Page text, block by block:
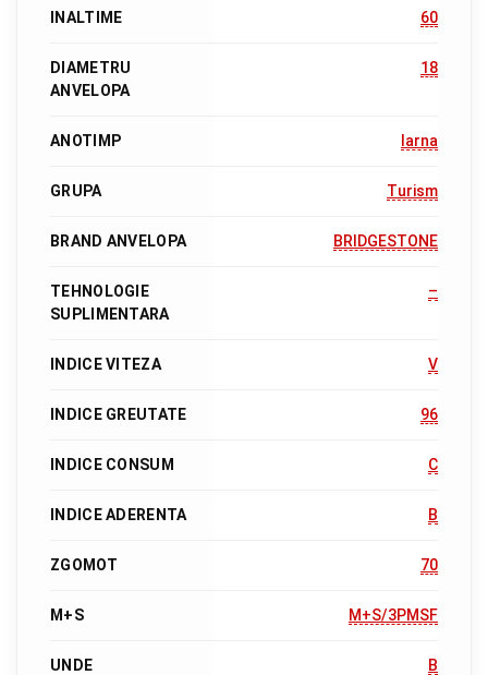
INALTIME 60
DIAMETRU
ANVELOPA
18
ANOTIMP Iarna
GRUPA Turism
BRAND ANVELOPA BRIDGESTONE
TEHNOLOGIE
SUPLIMENTARA
–
INDICE VITEZA V
INDICE GREUTATE 96
INDICE CONSUM C
INDICE ADERENTA B
ZGOMOT 70
M+S M+S/3PMSF
UNDE B